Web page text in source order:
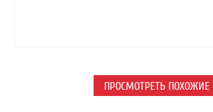
ПРОСМОТРЕТЬ ПОХОЖИЕ